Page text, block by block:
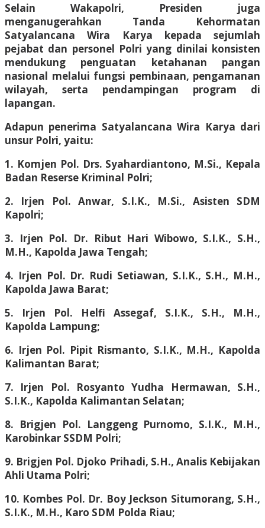
Selain Wakapolri, Presiden juga
menganugerahkan Tanda Kehormatan
Satyalancana Wira Karya kepada sejumlah
pejabat dan personel Polri yang dinilai konsisten
mendukung penguatan ketahanan pangan
nasional melalui fungsi pembinaan, pengamanan
wilayah, serta pendampingan program di
lapangan.
Adapun penerima Satyalancana Wira Karya dari
unsur Polri, yaitu:
1. Komjen Pol. Drs. Syahardiantono, M.Si., Kepala
Badan Reserse Kriminal Polri;
2. Irjen Pol. Anwar, S.I.K., M.Si., Asisten SDM
Kapolri;
3. Irjen Pol. Dr. Ribut Hari Wibowo, S.I.K., S.H.,
M.H., Kapolda Jawa Tengah;
4. Irjen Pol. Dr. Rudi Setiawan, S.I.K., S.H., M.H.,
Kapolda Jawa Barat;
5. Irjen Pol. Helfi Assegaf, S.I.K., S.H., M.H.,
Kapolda Lampung;
6. Irjen Pol. Pipit Rismanto, S.I.K., M.H., Kapolda
Kalimantan Barat;
7. Irjen Pol. Rosyanto Yudha Hermawan, S.H.,
S.I.K., Kapolda Kalimantan Selatan;
8. Brigjen Pol. Langgeng Purnomo, S.I.K., M.H.,
Karobinkar SSDM Polri;
9. Brigjen Pol. Djoko Prihadi, S.H., Analis Kebijakan
Ahli Utama Polri;
10. Kombes Pol. Dr. Boy Jeckson Situmorang, S.H.,
S.I.K., M.H., Karo SDM Polda Riau;